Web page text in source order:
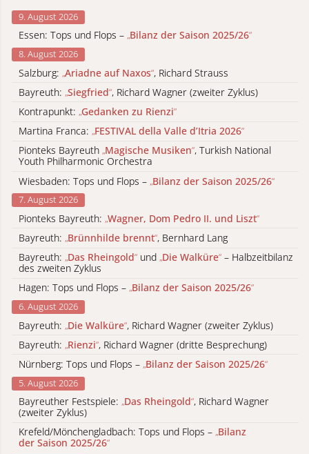
9. August 2026
Essen: Tops und Flops – „Bilanz der Saison 2025/26“
8. August 2026
Salzburg: „Ariadne auf Naxos“, Richard Strauss
Bayreuth: „Siegfried“, Richard Wagner (zweiter Zyklus)
Kontrapunkt: „Gedanken zu Rienzi“
Martina Franca: „FESTIVAL della Valle d’Itria 2026“
Pionteks Bayreuth „Magische Musiken“, Turkish National
Youth Philharmonic Orchestra
Wiesbaden: Tops und Flops – „Bilanz der Saison 2025/26“
7. August 2026
Pionteks Bayreuth: „Wagner, Dom Pedro II. und Liszt“
Bayreuth: „Brünnhilde brennt“, Bernhard Lang
Bayreuth: „Das Rheingold“ und „Die Walküre“ – Halbzeitbilanz
des zweiten Zyklus
Hagen: Tops und Flops – „Bilanz der Saison 2025/26“
6. August 2026
Bayreuth: „Die Walküre“, Richard Wagner (zweiter Zyklus)
Bayreuth: „Rienzi“, Richard Wagner (dritte Besprechung)
Nürnberg: Tops und Flops – „Bilanz der Saison 2025/26“
5. August 2026
Bayreuther Festspiele: „Das Rheingold“, Richard Wagner
(zweiter Zyklus)
Krefeld/Mönchengladbach: Tops und Flops – „Bilanz
der Saison 2025/26“